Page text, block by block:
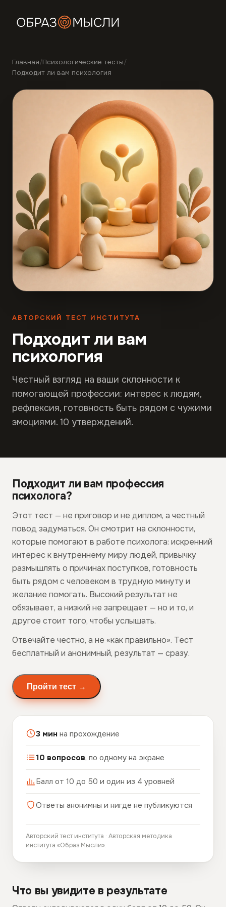
Главная/Психологические тесты/
Подходит ли вам психология
АВТОРСКИЙ ТЕСТ ИНСТИТУТА
Подходит ли вам
психология
Честный взгляд на ваши склонности к
помогающей профессии: интерес к людям,
рефлексия, готовность быть рядом с чужими
эмоциями. 10 утверждений.
Подходит ли вам профессия
психолога?
Этот тест — не приговор и не диплом, а честный
повод задуматься. Он смотрит на склонности,
которые помогают в работе психолога: искренний
интерес к внутреннему миру людей, привычку
размышлять о причинах поступков, готовность
быть рядом с человеком в трудную минуту и
желание помогать. Высокий результат не
обязывает, а низкий не запрещает — но и то, и
другое стоит того, чтобы услышать.
Отвечайте честно, а не «как правильно». Тест
бесплатный и анонимный, результат — сразу.
Пройти тест →
3 мин на прохождение
10 вопросов, по одному на экране
Балл от 10 до 50 и один из 4 уровней
Ответы анонимны и нигде не публикуются
Авторский тест института · Авторская методика
института «Образ Мысли».
Что вы увидите в результате